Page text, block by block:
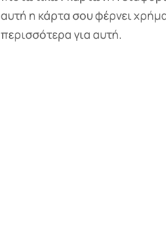
αυτή η κάρτα σου φέρνει
περισσότερα για αυτή.